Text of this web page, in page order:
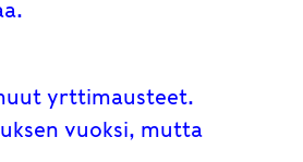
yrttimausteet.
vuoksi, mutta